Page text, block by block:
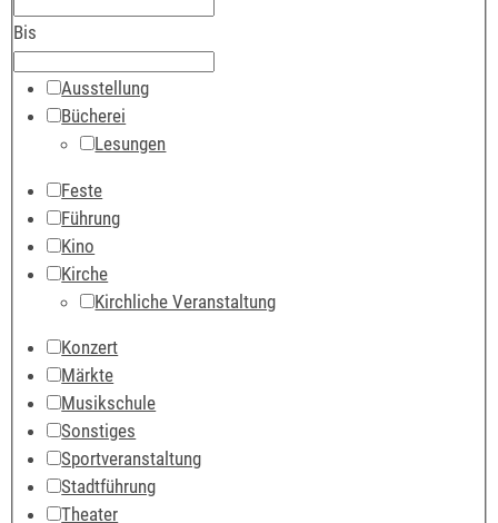
Bis
Ausstellung
Bücherei
Lesungen
Feste
Führung
Kino
Kirche
Kirchliche Veranstaltung
Konzert
Märkte
Musikschule
Sonstiges
Sportveranstaltung
Stadtführung
Theater